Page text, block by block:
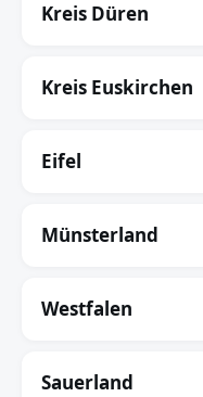
Kreis Düren
Kreis Euskirchen
Eifel
Münsterland
Westfalen
Sauerland